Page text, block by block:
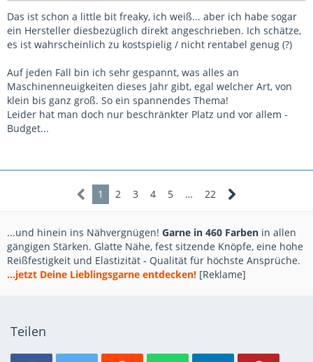
Das ist schon a little bit freaky, ich weiß... aber ich habe sogar
ein Hersteller diesbezüglich direkt angeschrieben. Ich schätze,
es ist wahrscheinlich zu kostspielig / nicht rentabel genug (?)
Auf jeden Fall bin ich sehr gespannt, was alles an
Maschinenneuigkeiten dieses Jahr gibt, egal welcher Art, von
klein bis ganz groß. So ein spannendes Thema!
Leider hat man doch nur beschränkter Platz und vor allem -
Budget...
1 2 3 4 5 … 22
...und hinein ins Nähvergnügen! Garne in 460 Farben in allen
gängigen Stärken. Glatte Nähe, fest sitzende Knöpfe, eine hohe
Reißfestigkeit und Elastizität - Qualität für höchste Ansprüche.
...jetzt Deine Lieblingsgarne entdecken! [Reklame]
Teilen